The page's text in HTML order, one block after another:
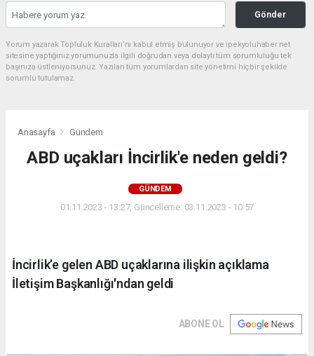
Gönder
Yorum yazarak Topluluk Kuralları’nı kabul etmiş bulunuyor ve ipekyoluhaber.net
sitesine yaptığınız yorumunuzla ilgili doğrudan veya dolaylı tüm sorumluluğu tek
başınıza üstleniyorsunuz. Yazılan tüm yorumlardan site yönetimi hiçbir şekilde
sorumlu tutulamaz.
Anasayfa Gündem
ABD uçakları İncirlik'e neden geldi?
GÜNDEM
01.11.2023 - 13:27, Güncelleme: 03.11.2023 - 10:57
İncirlik’e gelen ABD uçaklarına ilişkin açıklama
İletişim Başkanlığı'ndan geldi
ABONE OL